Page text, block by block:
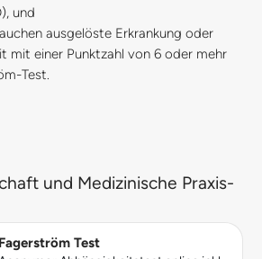
und
ausgelöste Erkrankung oder
mit einer Punktzahl von 6 oder mehr
Test.
und Medizinische Praxis-
Fagerström Test